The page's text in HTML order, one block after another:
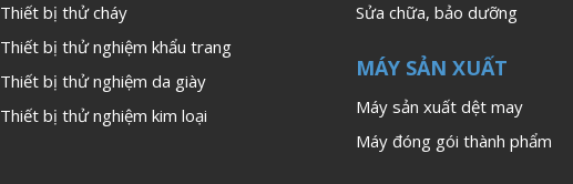
Thiết bị thử cháy
Thiết bị thử nghiệm khẩu trang
Thiết bị thử nghiệm da giày
Thiết bị thử nghiệm kim loại
Sửa chữa, bảo dưỡng
MÁY SẢN XUẤT
Máy sản xuất dệt may
Máy đóng gói thành phẩm